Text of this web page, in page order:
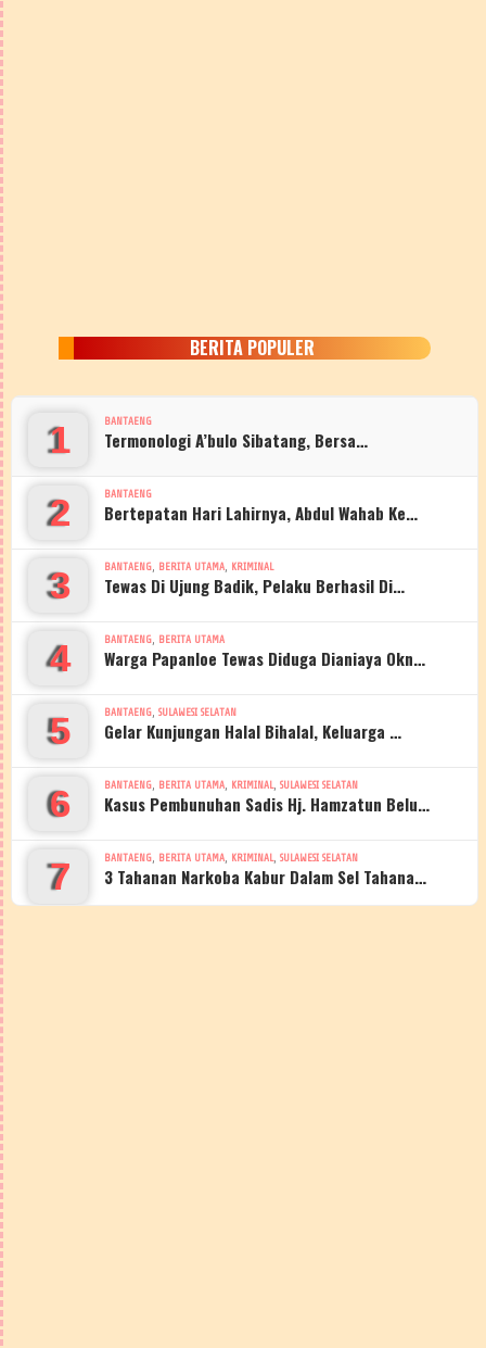
BERITA POPULER
1 BANTAENG
Termonologi A’bulo Sibatang, Bersa…
2 BANTAENG
Bertepatan Hari Lahirnya, Abdul Wahab Ke…
3 BANTAENG, BERITA UTAMA, KRIMINAL
Tewas Di Ujung Badik, Pelaku Berhasil Di…
4 BANTAENG, BERITA UTAMA
Warga Papanloe Tewas Diduga Dianiaya Okn…
5 BANTAENG, SULAWESI SELATAN
Gelar Kunjungan Halal Bihalal, Keluarga …
6 BANTAENG, BERITA UTAMA, KRIMINAL, SULAWESI SELATAN
Kasus Pembunuhan Sadis Hj. Hamzatun Belu…
7 BANTAENG, BERITA UTAMA, KRIMINAL, SULAWESI SELATAN
3 Tahanan Narkoba Kabur Dalam Sel Tahana…